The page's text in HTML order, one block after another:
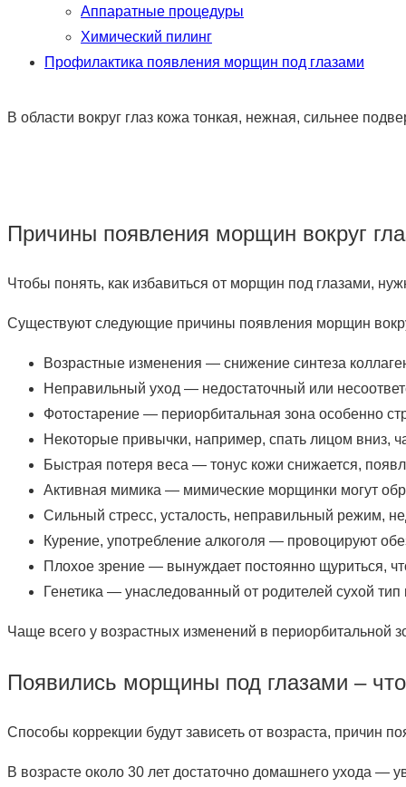
Аппаратные процедуры
Химический пилинг
Профилактика появления морщин под глазами
В области вокруг глаз кожа тонкая, нежная, сильнее
Причины появления морщин вокруг
Чтобы понять, как избавиться от морщин под глазами,
Существуют следующие причины появления морщин
Возрастные изменения — снижение синтеза
Неправильный уход — недостаточный или
Фотостарение — периорбитальная зона особенно
Некоторые привычки, например, спать лицом вниз,
Быстрая потеря веса — тонус кожи снижается,
Активная мимика — мимические морщинки могут
Сильный стресс, усталость, неправильный режим,
Курение, употребление алкоголя — провоцируют
Плохое зрение — вынуждает постоянно щуриться,
Генетика — унаследованный от родителей сухой
Чаще всего у возрастных изменений в периорбитальной
Появились морщины под глазами –
Способы коррекции будут зависеть от возраста, причин
В возрасте около 30 лет достаточно домашнего ухода —